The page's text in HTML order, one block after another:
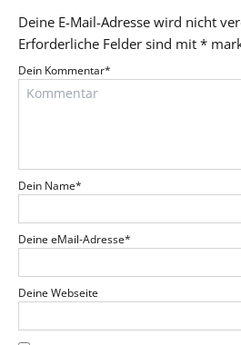
Deine E-Mail-Adresse wird nicht
Erforderliche Felder sind mit *
Dein Kommentar*
Dein Name*
Deine eMail-Adresse*
Deine Webseite